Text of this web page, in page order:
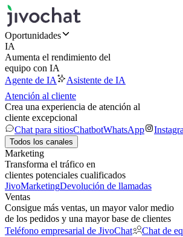
Oportunidades
IA
Aumenta el rendimiento del
equipo con IA
Agente de IA
Asistente de IA
Atención al cliente
Crea una experiencia de atención al
cliente excepcional
Chat para sitiosChatbotWhatsApp
Todos los canales
Marketing
Transforma el tráfico en
clientes potenciales cualificados
JivoMarketingDevolución de llamadas
Ventas
Consigue más ventas, un mayor valor medio
de los pedidos y una mayor base de clientes
Teléfono empresarial de JivoChat
Chat de